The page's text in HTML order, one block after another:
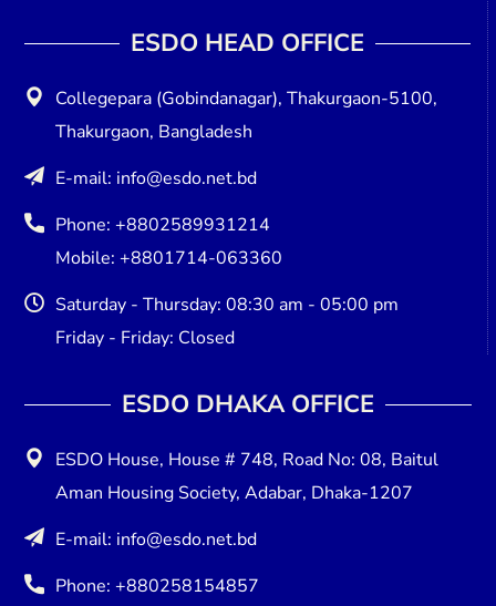
ESDO HEAD OFFICE​
Collegepara (Gobindanagar), Thakurgaon-5100,
Thakurgaon, Bangladesh
E-mail: info@esdo.net.bd
Phone: +8802589931214
Mobile: +8801714-063360
Saturday - Thursday: 08:30 am - 05:00 pm
Friday - Friday: Closed
ESDO DHAKA OFFICE​
ESDO House, House # 748, Road No: 08, Baitul
Aman Housing Society, Adabar, Dhaka-1207
E-mail: info@esdo.net.bd
Phone: +880258154857